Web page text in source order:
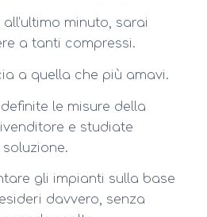
minuto, sarai
a tanti compressi.
a quella che più amavi.
le misure della
e studiate
gli impianti sulla base
davvero, senza